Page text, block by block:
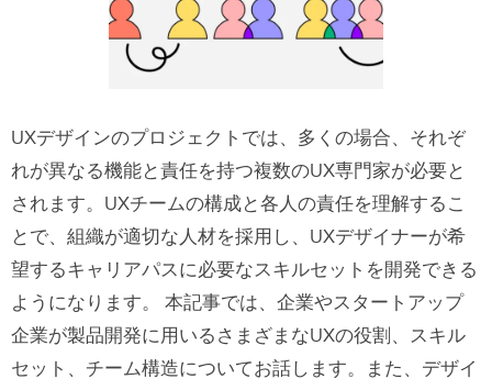
UXデザインのプロジェクトでは、多くの場合、それぞ
れが異なる機能と責任を持つ複数のUX専門家が必要と
されます。UXチームの構成と各人の責任を理解するこ
とで、組織が適切な人材を採用し、UXデザイナーが希
望するキャリアパスに必要なスキルセットを開発できる
ようになります。
本記事では、企業やスタートアップ
企業が製品開発に用いるさまざまなUXの役割、スキル
セット、チーム構造についてお話します。また、デザイ